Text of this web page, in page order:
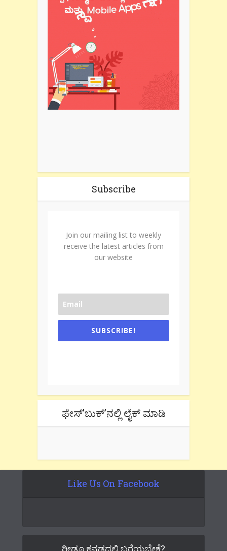
Subscribe
Join our mailing list to weekly
receive the latest articles from
our website
SUBSCRIBE!
ಫೇಸ್’ಬುಕ್’ನಲ್ಲಿ ಲೈಕ್ ಮಾಡಿ
Like Us On Facebook
ರೀಡೂ ಕನ್ನಡದಲ್ಲಿ ಬರೆಯಬೇಕೆ?